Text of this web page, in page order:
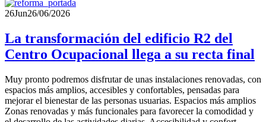
26Jun26/06/2026
La transformación del edificio R2 del
Centro Ocupacional llega a su recta final
Muy pronto podremos disfrutar de unas instalaciones renovadas, con
espacios más amplios, accesibles y confortables, pensadas para
mejorar el bienestar de las personas usuarias. Espacios más amplios
Zonas renovadas y más funcionales para favorecer la comodidad y